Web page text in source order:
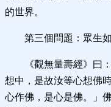
的世界。
第三個問題：眾生
《觀無量壽經》曰
想中，是故汝等心想佛
心作佛，是心是佛。」